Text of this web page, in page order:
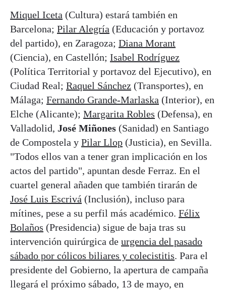
Miquel Iceta (Cultura) estará también en
Barcelona; Pilar Alegría (Educación y portavoz
del partido), en Zaragoza; Diana Morant
(Ciencia), en Castellón; Isabel Rodríguez
(Política Territorial y portavoz del Ejecutivo), en
Ciudad Real; Raquel Sánchez (Transportes), en
Málaga; Fernando Grande-Marlaska (Interior), en
Elche (Alicante); Margarita Robles (Defensa), en
Valladolid, José Miñones (Sanidad) en Santiago
de Compostela y Pilar Llop (Justicia), en Sevilla.
"Todos ellos van a tener gran implicación en los
actos del partido", apuntan desde Ferraz. En el
cuartel general añaden que también tirarán de
José Luis Escrivá (Inclusión), incluso para
mítines, pese a su perfil más académico. Félix
Bolaños (Presidencia) sigue de baja tras su
intervención quirúrgica de urgencia del pasado
sábado por cólicos biliares y colecistitis. Para el
presidente del Gobierno, la apertura de campaña
llegará el próximo sábado, 13 de mayo, en